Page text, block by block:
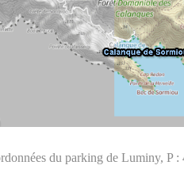
du parking de Luminy, P